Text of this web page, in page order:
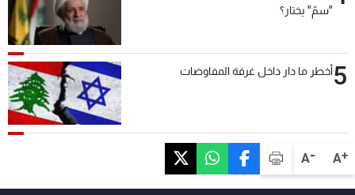
A+
A-
"سمّ" يختار؟
5أخطر ما دار داخل غرفة المفاوضات